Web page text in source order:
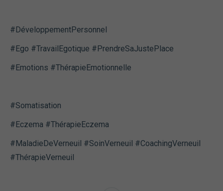
#DéveloppementPersonnel
#Ego #TravailEgotique #PrendreSaJustePlace
#Emotions #ThérapieEmotionnelle
#Somatisation
#Eczema #ThérapieEczema
#MaladieDeVerneuil #SoinVerneuil #CoachingVerneuil
#ThérapieVerneuil